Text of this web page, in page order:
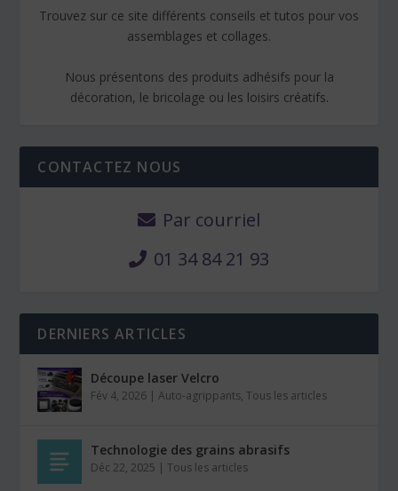
Trouvez sur ce site différents conseils et tutos pour vos
assemblages et collages.
Nous présentons des produits adhésifs pour la
décoration, le bricolage ou les loisirs créatifs.
CONTACTEZ NOUS
Par courriel
01 34 84 21 93
DERNIERS ARTICLES
Découpe laser Velcro
Fév 4, 2026 |Auto-agrippants,Tous les articles
Technologie des grains abrasifs
Déc 22, 2025 |Tous les articles